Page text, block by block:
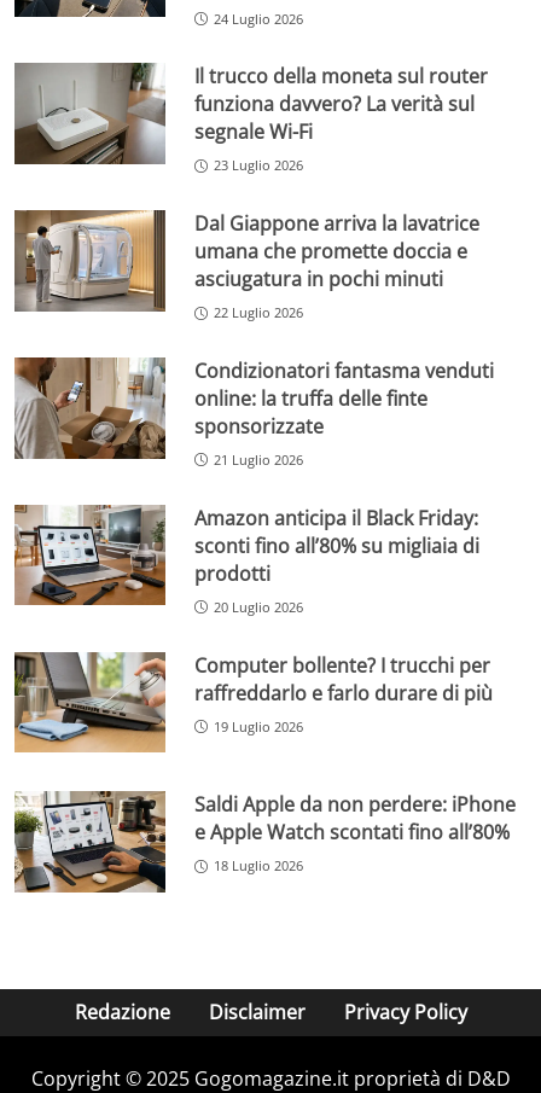
24 Luglio 2026
Il trucco della moneta sul router
funziona davvero? La verità sul
segnale Wi-Fi
23 Luglio 2026
Dal Giappone arriva la lavatrice
umana che promette doccia e
asciugatura in pochi minuti
22 Luglio 2026
Condizionatori fantasma venduti
online: la truffa delle finte
sponsorizzate
21 Luglio 2026
Amazon anticipa il Black Friday:
sconti fino all’80% su migliaia di
prodotti
20 Luglio 2026
Computer bollente? I trucchi per
raffreddarlo e farlo durare di più
19 Luglio 2026
Saldi Apple da non perdere: iPhone
e Apple Watch scontati fino all’80%
18 Luglio 2026
Redazione Disclaimer Privacy Policy
Copyright © 2025 Gogomagazine.it proprietà di D&D